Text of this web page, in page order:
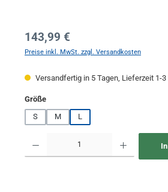
Regulärer Preis:
143,99 €
Preise inkl. MwSt. zzgl. Versandkosten
Versandfertig in 5 Tagen, Lieferzeit 1-3
Größeauswählen
S
M L